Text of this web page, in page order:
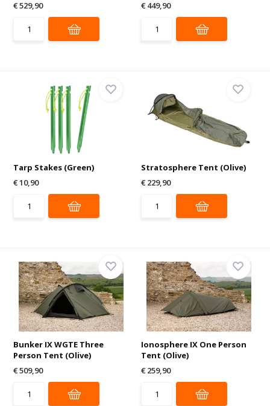
€ 529,90
€ 449,90
Tarp Stakes (Green)
€ 10,90
Stratosphere Tent (Olive)
€ 229,90
Bunker IX WGTE Three
Person Tent (Olive)
€ 509,90
Ionosphere IX One Person
Tent (Olive)
€ 259,90